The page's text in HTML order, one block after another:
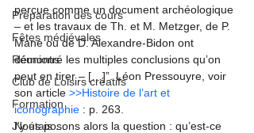
Préparation des cours
Fêtes médiévales
Réunions
Club de Loisirs créatifs
Formation
J'y étais ...
perçue comme un document archéologique
– et les travaux de Th. et M. Metzger, de P.
Mane ou de D. Alexandre-Bidon ont
démontré les multiples conclusions qu’on
peut en tirer – […]”. Léon Pressouyre, voir
son article >>Histoire de l’art et
iconographie : p. 263.
Nous posons alors la question : qu’est-ce